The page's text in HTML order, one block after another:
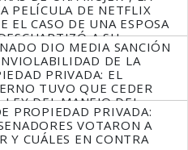
PELÍCULA DE NETFLIX
EL CASO DE UNA ESPOSA
A SU
DIO MEDIA SANCIÓN
DE LA
PRIVADA: EL
TUVO QUE CEDER
LEY DEL MANEJO DEL
PROPIEDAD PRIVADA:
VOTARON A
Y CUÁLES EN CONTRA